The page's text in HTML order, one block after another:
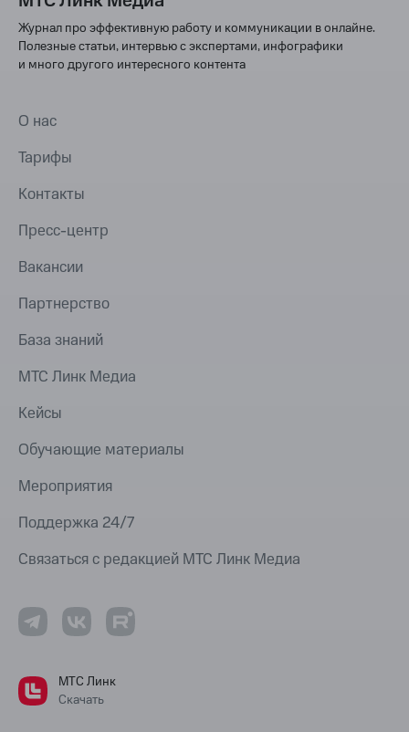
Журнал про эффективную работу и коммуникации в онлайне.
Полезные статьи, интервью с экспертами, инфографики
и много другого интересного контента
О нас
Тарифы
Контакты
Пресс-центр
Вакансии
Партнерство
База знаний
МТС Линк Медиа
Кейсы
Обучающие материалы
Мероприятия
Поддержка 24/7
Связаться с редакцией МТС Линк Медиа
МТС Линк
Скачать